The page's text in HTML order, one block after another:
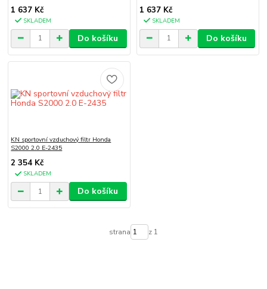
1 637 Kč
SKLADEM
Do košíku
1 637 Kč
SKLADEM
Do košíku
KN sportovní vzduchový filtr Honda
S2000 2.0 E-2435
2 354 Kč
SKLADEM
Do košíku
strana z 1